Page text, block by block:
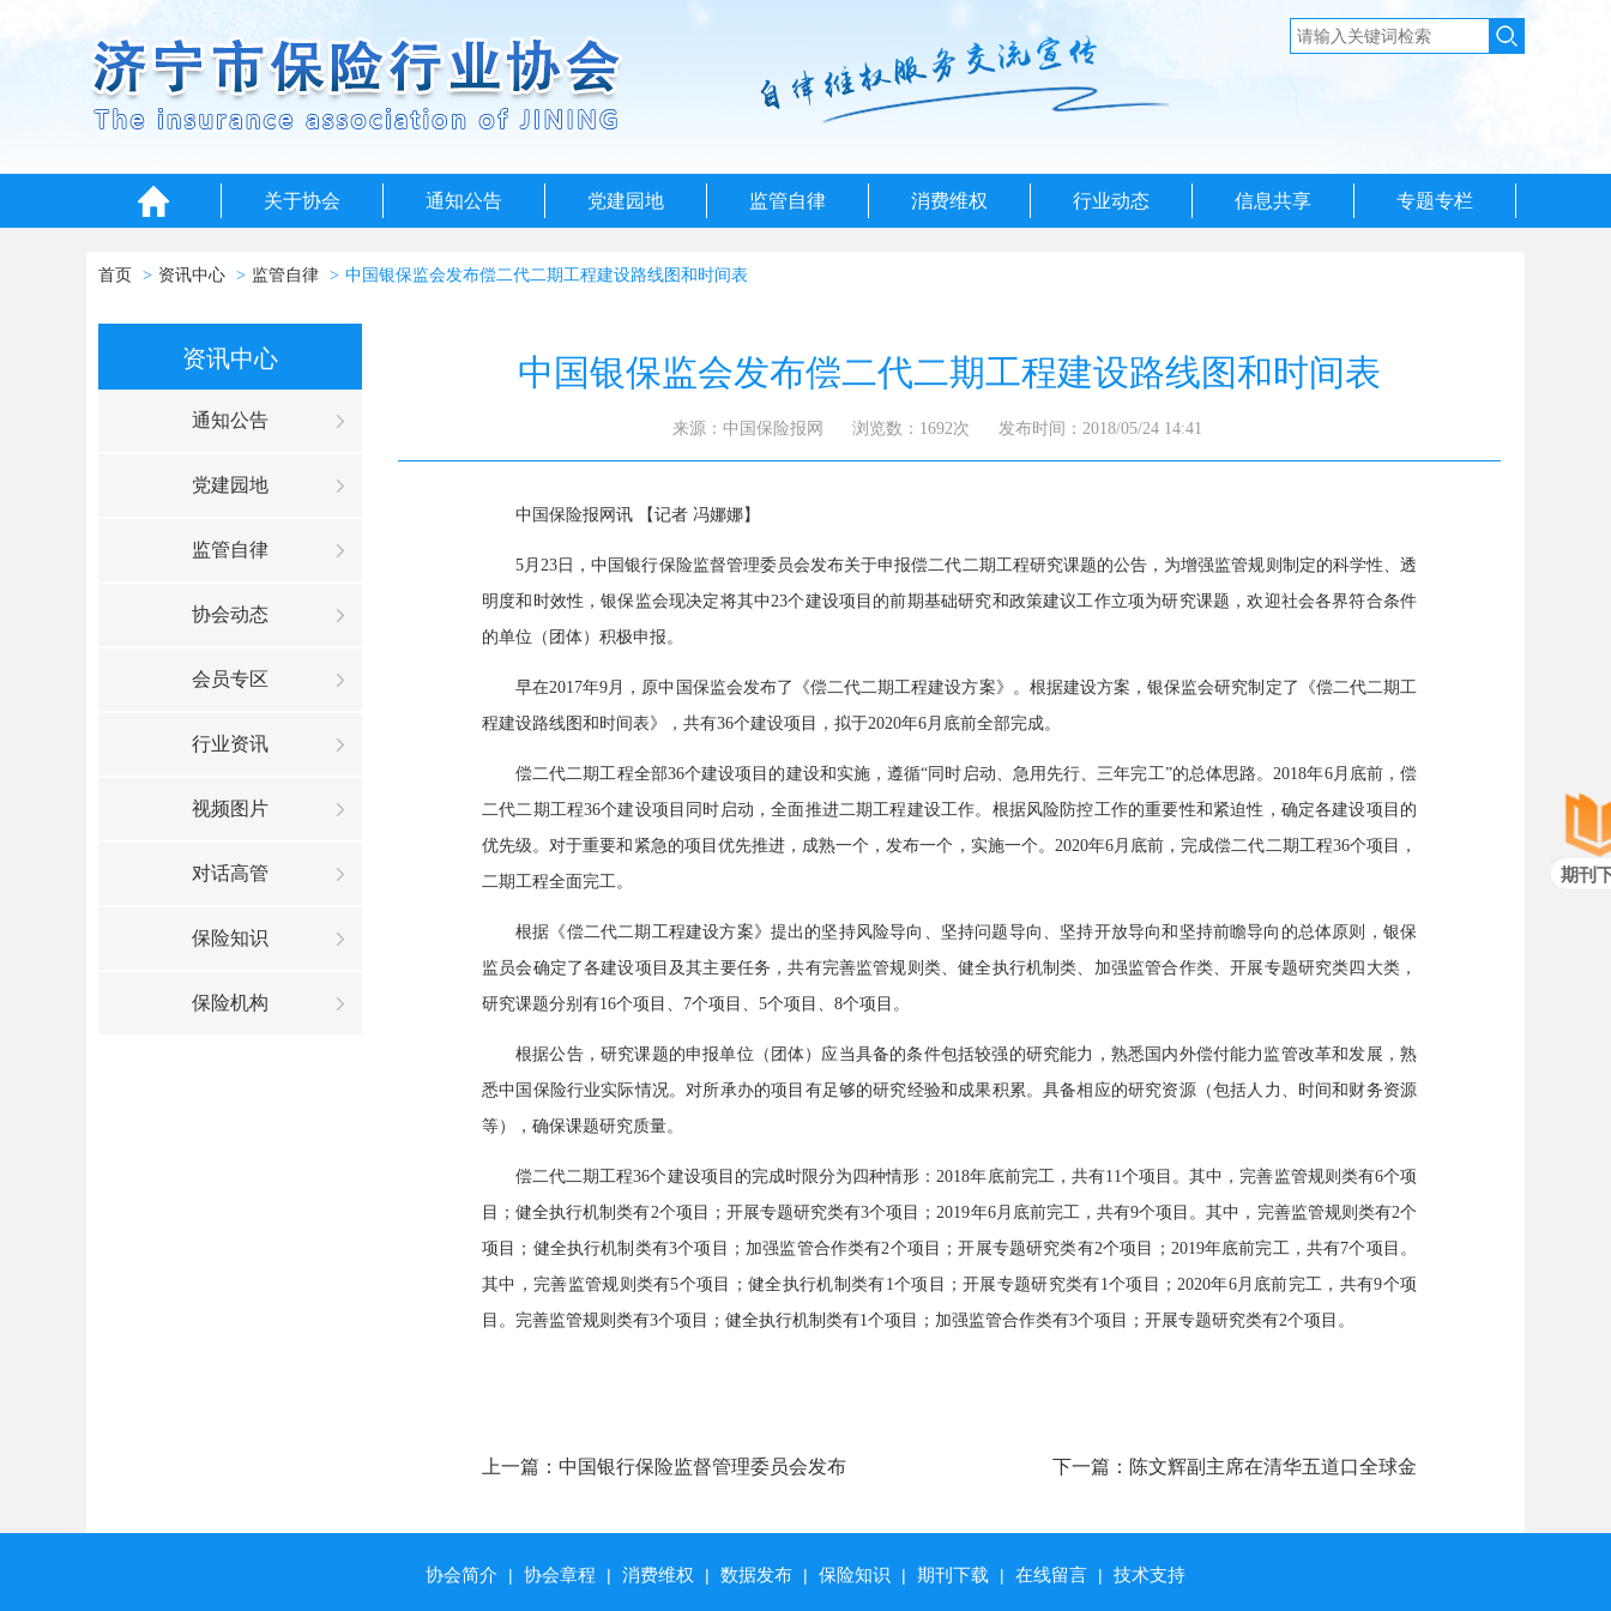
关于协会 通知公告 党建园地 监管自律 消费维权 行业动态 信息共享 专题专栏
首页 资讯中心 监管自律 中国银保监会发布偿二代二期工程建设路线图和时间表
资讯中心
通知公告
党建园地
监管自律
协会动态
会员专区
行业资讯
视频图片
对话高管
保险知识
保险机构
中国银保监会发布偿二代二期工程建设路线图和时间表
来源：中国保险报网 浏览数：1692次 发布时间：2018/05/24 14:41
中国保险报网讯 【记者 冯娜娜】
5月23日，中国银行保险监督管理委员会发布关于申报偿二代二期工程研究课题的公告，为增强监管规则制定的科学性、透
明度和时效性，银保监会现决定将其中23个建设项目的前期基础研究和政策建议工作立项为研究课题，欢迎社会各界符合条件
的单位（团体）积极申报。
早在2017年9月，原中国保监会发布了《偿二代二期工程建设方案》。根据建设方案，银保监会研究制定了《偿二代二期工
程建设路线图和时间表》，共有36个建设项目，拟于2020年6月底前全部完成。
偿二代二期工程全部36个建设项目的建设和实施，遵循“同时启动、急用先行、三年完工”的总体思路。2018年6月底前，偿
二代二期工程36个建设项目同时启动，全面推进二期工程建设工作。根据风险防控工作的重要性和紧迫性，确定各建设项目的
优先级。对于重要和紧急的项目优先推进，成熟一个，发布一个，实施一个。2020年6月底前，完成偿二代二期工程36个项目，
二期工程全面完工。
根据《偿二代二期工程建设方案》提出的坚持风险导向、坚持问题导向、坚持开放导向和坚持前瞻导向的总体原则，银保
监员会确定了各建设项目及其主要任务，共有完善监管规则类、健全执行机制类、加强监管合作类、开展专题研究类四大类，
研究课题分别有16个项目、7个项目、5个项目、8个项目。
根据公告，研究课题的申报单位（团体）应当具备的条件包括较强的研究能力，熟悉国内外偿付能力监管改革和发展，熟
悉中国保险行业实际情况。对所承办的项目有足够的研究经验和成果积累。具备相应的研究资源（包括人力、时间和财务资源
等），确保课题研究质量。
偿二代二期工程36个建设项目的完成时限分为四种情形：2018年底前完工，共有11个项目。其中，完善监管规则类有6个项
目；健全执行机制类有2个项目；开展专题研究类有3个项目；2019年6月底前完工，共有9个项目。其中，完善监管规则类有2个
项目；健全执行机制类有3个项目；加强监管合作类有2个项目；开展专题研究类有2个项目；2019年底前完工，共有7个项目。
其中，完善监管规则类有5个项目；健全执行机制类有1个项目；开展专题研究类有1个项目；2020年6月底前完工，共有9个项
目。完善监管规则类有3个项目；健全执行机制类有1个项目；加强监管合作类有3个项目；开展专题研究类有2个项目。
上一篇： 中国银行保险监督管理委员会发布
行办法》
下一篇： 陈文辉副主席在清华五道口全球金
协会简介 | 协会章程 | 消费维权 | 数据发布 | 保险知识 | 期刊下载 | 在线留言 | 技术支持
期刊